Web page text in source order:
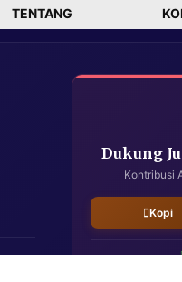
TENTANG
Dukung
Kontribusi
Kopi